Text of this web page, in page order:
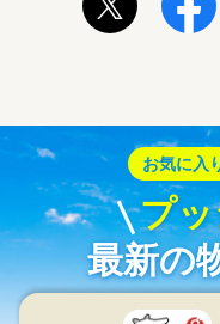
お気に入
プ
最新の